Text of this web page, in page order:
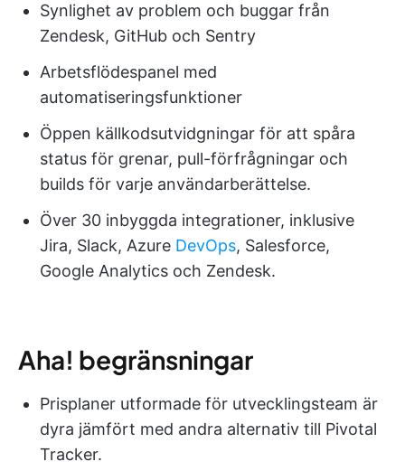
Synlighet av problem och buggar från
Zendesk, GitHub och Sentry
Arbetsflödespanel med
automatiseringsfunktioner
Öppen källkodsutvidgningar för att spåra
status för grenar, pull-förfrågningar och
builds för varje användarberättelse.
Över 30 inbyggda integrationer, inklusive
Jira, Slack, Azure DevOps, Salesforce,
Google Analytics och Zendesk.
Aha! begränsningar
Prisplaner utformade för utvecklingsteam är
dyra jämfört med andra alternativ till Pivotal
Tracker.